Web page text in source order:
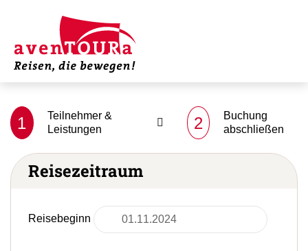
1
Teilnehmer &
Leistungen
2
Buchung
abschließen
Reisezeitraum
Reisebeginn